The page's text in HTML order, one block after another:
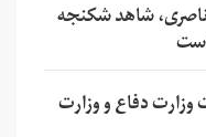
شاهد شکنجه
وزارت دفاع و وزارت